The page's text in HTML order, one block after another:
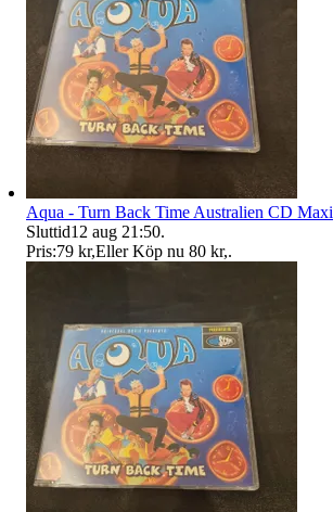
Aqua - Turn Back Time Australien CD Maxi
Sluttid12 aug 21:50.
Pris:79 kr,Eller Köp nu 80 kr,.